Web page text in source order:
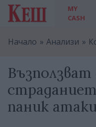
MY
CASH
Начало Анализи
паник